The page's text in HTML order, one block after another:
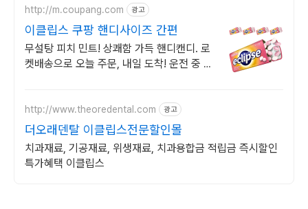
http://m.coupang.com 광고
이클립스 쿠팡 핸디사이즈 간편
무설탕 피치 민트! 상쾌함 가득 핸디캔디. 로
켓배송으로 오늘 주문, 내일 도착! 운전 중 졸
http://www.theoredental.com 광고
더오래덴탈 이클립스전문할인몰
치과재료, 기공재료, 위생재료, 치과용합금 적립금 즉시할인
특가혜택 이클립스